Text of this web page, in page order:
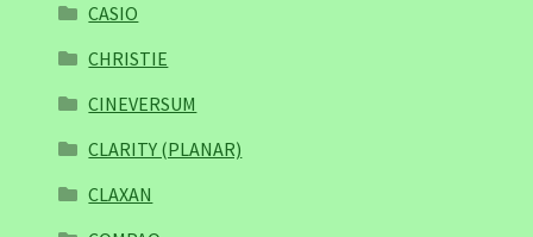
CASIO
CHRISTIE
CINEVERSUM
CLARITY (PLANAR)
CLAXAN